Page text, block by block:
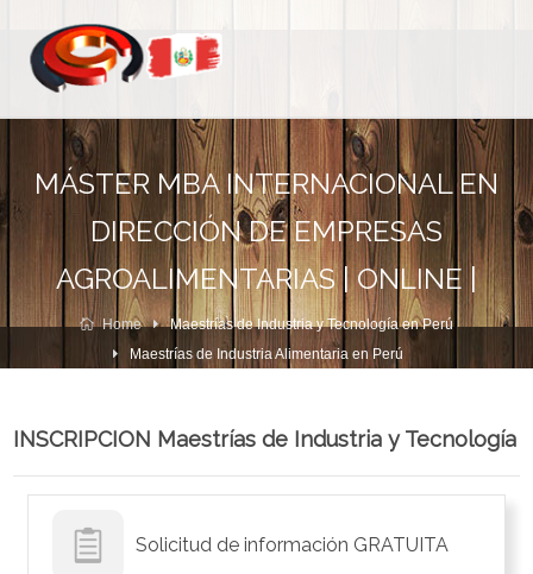
MÁSTER MBA INTERNACIONAL EN
DIRECCIÓN DE EMPRESAS
AGROALIMENTARIAS | ONLINE |
Home
Maestrías de Industria y Tecnología en Perú
Maestrías de Industria Alimentaria en Perú
INSCRIPCION Maestrías de Industria y Tecnología
Solicitud de información GRATUITA